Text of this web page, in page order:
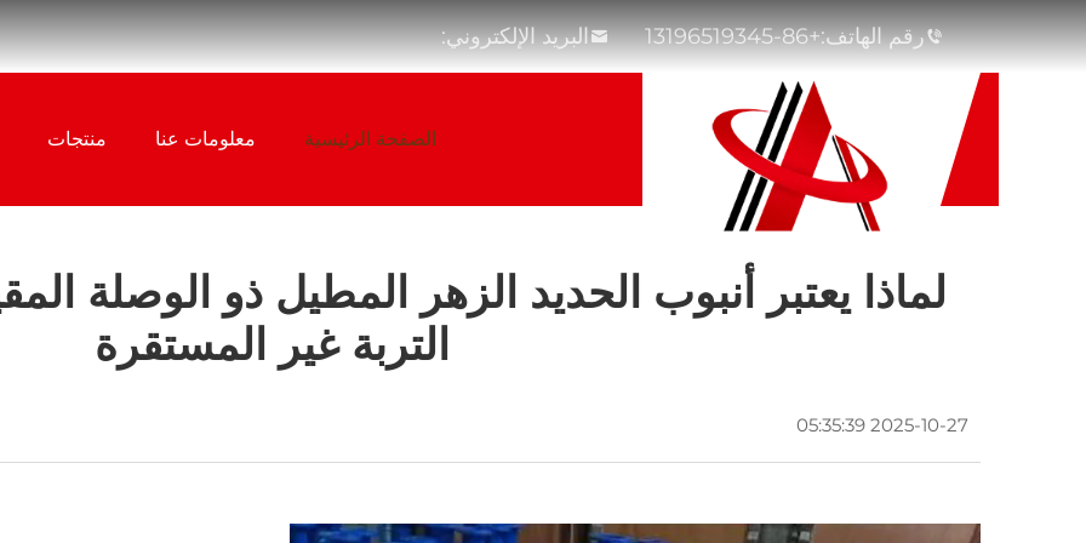
رقم الهاتف:+86-13196519345 البريد الإلكتروني:
الصفحة الرئيسية معلومات عنا منتجات
لماذا يعتبر أنبوب الحديد الزهر المطيل ذو الوصلة
التربة غير المستقرة
2025-10-27 05:35:39